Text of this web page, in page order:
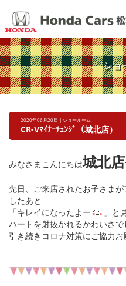
ショ
2020年06月20日 | ショールーム
CR-Vﾏｲﾅｰﾁｪﾝｼﾞ（城北店）
みなさまこんにちは城北店
先日、ご来店されたお子さま
したあと
「キレイになったよー
」と
ハートを射抜かれるかわいさ
引き続きコロナ対策にご協力